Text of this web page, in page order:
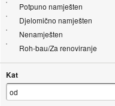
Potpuno namješten
Djelomično namješten
Nenamješten
Roh-bau/Za renoviranje
Kat